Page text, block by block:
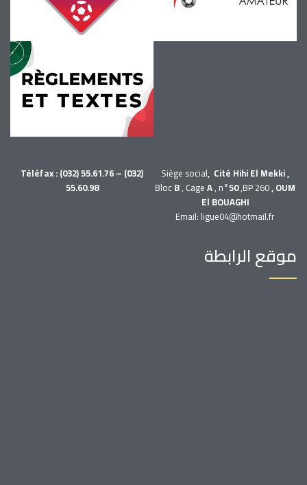
Siège social, Cité Hihi El Mekki ,
BlocB, CageA, n°50,BP 260, OUM
El BOUAGHI
Téléfax : (032) 55.61.76 – (032)
55.60.98
Email: ligue04@hotmail.fr
موقع الرابطة